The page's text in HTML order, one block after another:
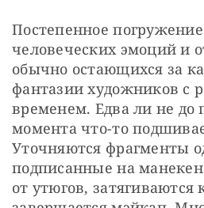
Постепенное
человеческих эмоций и
обычно остающихся за
фантазии художников с
временем. Едва ли не до
момента что-то
Уточняются фрагменты
подписанные на
от утюгов, затягиваются